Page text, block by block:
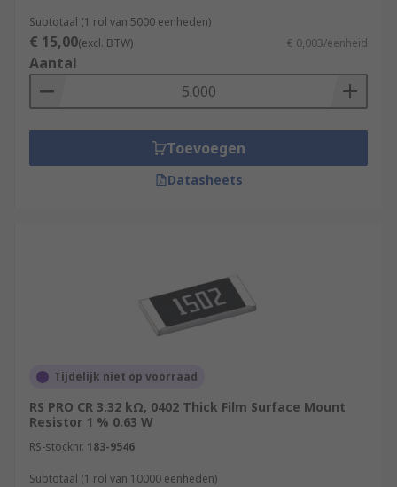
Subtotaal (1 rol van 5000 eenheden)
€ 15,00(excl. BTW) € 0,003/eenheid
Aantal
Toevoegen
Datasheets
Tijdelijk niet op voorraad
RS PRO CR 3.32 kΩ, 0402 Thick Film Surface Mount
Resistor 1 % 0.63 W
RS-stocknr. 183-9546
Subtotaal (1 rol van 10000 eenheden)